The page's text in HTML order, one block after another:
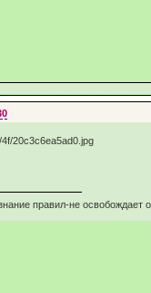
правил-не освобождает